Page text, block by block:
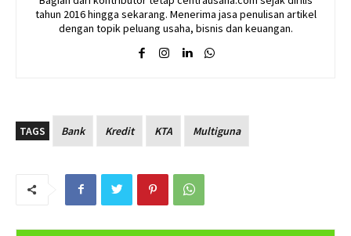
tahun 2016 hingga sekarang. Menerima jasa penulisan artikel
dengan topik peluang usaha, bisnis dan keuangan.
TAGS Bank Kredit KTA Multiguna